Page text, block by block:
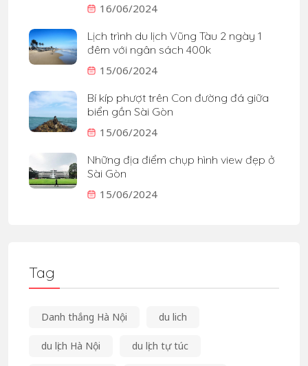
16/06/2024
Lịch trình du lịch Vũng Tàu 2 ngày 1
đêm với ngân sách 400k
15/06/2024
Bí kíp phượt trên Con đường đá giữa
biển gần Sài Gòn
15/06/2024
Những địa điểm chụp hình view đẹp ở
Sài Gòn
15/06/2024
Tag
Danh thắng Hà Nội du lich
du lịch Hà Nội du lịch tự túc